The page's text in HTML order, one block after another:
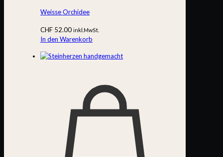
Weisse Orchidee
CHF 52.00 inkl.MwSt.
In den Warenkorb